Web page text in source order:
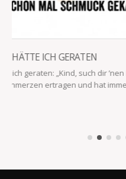
WIR HABEN DAS ALL DIE